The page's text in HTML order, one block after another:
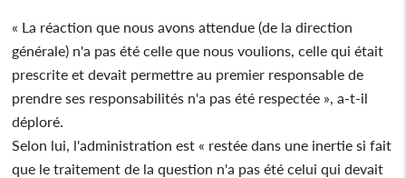
« La réaction que nous avons attendue (de la direction
générale) n'a pas été celle que nous voulions, celle qui était
prescrite et devait permettre au premier responsable de
prendre ses responsabilités n'a pas été respectée », a-t-il
déploré.
Selon lui, l'administration est « restée dans une inertie si fait
que le traitement de la question n'a pas été celui qui devait